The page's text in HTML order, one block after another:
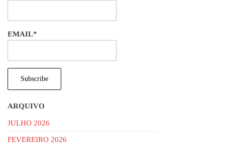
EMAIL*
ARQUIVO
JULHO 2026
FEVEREIRO 2026